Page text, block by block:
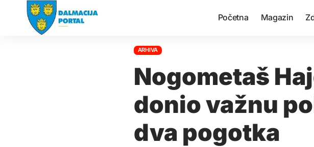
Početna Magazin
ARHIVA
Nogometaš
donio važnu
dva pogotka